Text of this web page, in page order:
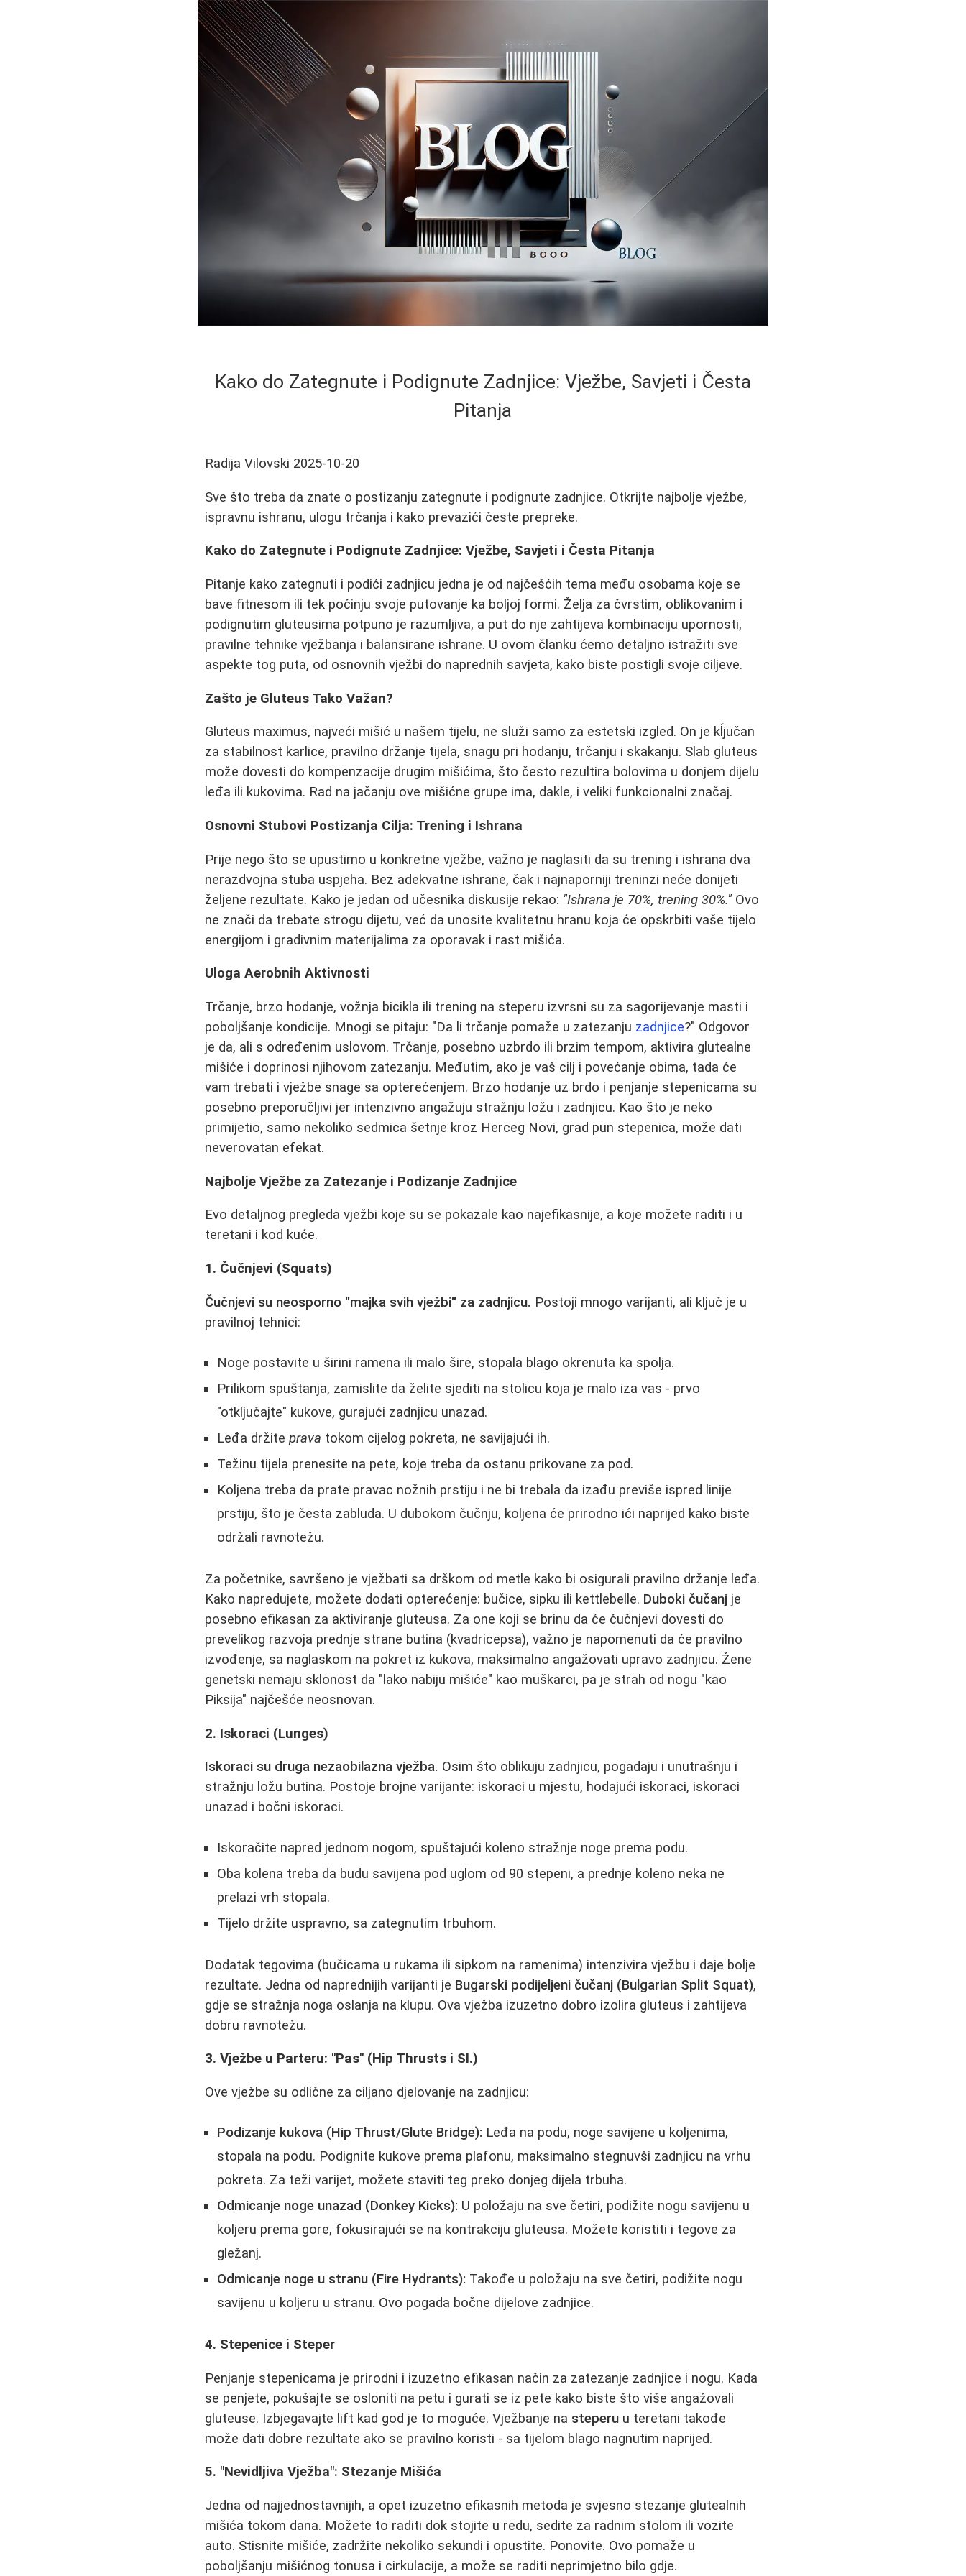
Kako do Zategnute i Podignute Zadnjice: Vježbe, Savjeti i Česta
Pitanja
Radija Vilovski 2025-10-20
Sve što treba da znate o postizanju zategnute i podignute zadnjice. Otkrijte najbolje vježbe,
ispravnu ishranu, ulogu trčanja i kako prevazići česte prepreke.
Kako do Zategnute i Podignute Zadnjice: Vježbe, Savjeti i Česta Pitanja
Pitanje kako zategnuti i podići zadnjicu jedna je od najčešćih tema među osobama koje se
bave fitnesom ili tek počinju svoje putovanje ka boljoj formi. Želja za čvrstim, oblikovanim i
podignutim gluteusima potpuno je razumljiva, a put do nje zahtijeva kombinaciju upornosti,
pravilne tehnike vježbanja i balansirane ishrane. U ovom članku ćemo detaljno istražiti sve
aspekte tog puta, od osnovnih vježbi do naprednih savjeta, kako biste postigli svoje ciljeve.
Zašto je Gluteus Tako Važan?
Gluteus maximus, najveći mišić u našem tijelu, ne služi samo za estetski izgled. On je kĺjučan
za stabilnost karlice, pravilno držanje tijela, snagu pri hodanju, trčanju i skakanju. Slab gluteus
može dovesti do kompenzacije drugim mišićima, što često rezultira bolovima u donjem dijelu
leđa ili kukovima. Rad na jačanju ove mišićne grupe ima, dakle, i veliki funkcionalni značaj.
Osnovni Stubovi Postizanja Cilja: Trening i Ishrana
Prije nego što se upustimo u konkretne vježbe, važno je naglasiti da su trening i ishrana dva
nerazdvojna stuba uspjeha. Bez adekvatne ishrane, čak i najnaporniji treninzi neće donijeti
željene rezultate. Kako je jedan od učesnika diskusije rekao: "Ishrana je 70%, trening 30%." Ovo
ne znači da trebate strogu dijetu, već da unosite kvalitetnu hranu koja će opskrbiti vaše tijelo
energijom i gradivnim materijalima za oporavak i rast mišića.
Uloga Aerobnih Aktivnosti
Trčanje, brzo hodanje, vožnja bicikla ili trening na steperu izvrsni su za sagorijevanje masti i
poboljšanje kondicije. Mnogi se pitaju: "Da li trčanje pomaže u zatezanju zadnjice?" Odgovor
je da, ali s određenim uslovom. Trčanje, posebno uzbrdo ili brzim tempom, aktivira glutealne
mišiće i doprinosi njihovom zatezanju. Međutim, ako je vaš cilj i povećanje obima, tada će
vam trebati i vježbe snage sa opterećenjem. Brzo hodanje uz brdo i penjanje stepenicama su
posebno preporučljivi jer intenzivno angažuju stražnju ložu i zadnjicu. Kao što je neko
primijetio, samo nekoliko sedmica šetnje kroz Herceg Novi, grad pun stepenica, može dati
neverovatan efekat.
Najbolje Vježbe za Zatezanje i Podizanje Zadnjice
Evo detaljnog pregleda vježbi koje su se pokazale kao najefikasnije, a koje možete raditi i u
teretani i kod kuće.
1. Čučnjevi (Squats)
Čučnjevi su neosporno "majka svih vježbi" za zadnjicu. Postoji mnogo varijanti, ali ključ je u
pravilnoj tehnici:
Noge postavite u širini ramena ili malo šire, stopala blago okrenuta ka spolja.
Prilikom spuštanja, zamislite da želite sjediti na stolicu koja je malo iza vas - prvo
"otključajte" kukove, gurajući zadnjicu unazad.
Leđa držiteprava tokom cijelog pokreta, ne savijajući ih.
Težinu tijela prenesite na pete, koje treba da ostanu prikovane za pod.
Koljena treba da prate pravac nožnih prstiju i ne bi trebala da izađu previše ispred linije
prstiju, što je česta zabluda. U dubokom čučnju, koljena će prirodno ići naprijed kako biste
održali ravnotežu.
Za početnike, savršeno je vježbati sa drškom od metle kako bi osigurali pravilno držanje leđa.
Kako napredujete, možete dodati opterećenje: bučice, sipku ili kettlebelle. Duboki čučanj je
posebno efikasan za aktiviranje gluteusa. Za one koji se brinu da će čučnjevi dovesti do
prevelikog razvoja prednje strane butina (kvadricepsa), važno je napomenuti da će pravilno
izvođenje, sa naglaskom na pokret iz kukova, maksimalno angažovati upravo zadnjicu. Žene
genetski nemaju sklonost da "lako nabiju mišiće" kao muškarci, pa je strah od nogu "kao
Piksija" najčešće neosnovan.
2. Iskoraci (Lunges)
Iskoraci su druga nezaobilazna vježba. Osim što oblikuju zadnjicu, pogadaju i unutrašnju i
stražnju ložu butina. Postoje brojne varijante: iskoraci u mjestu, hodajući iskoraci, iskoraci
unazad i bočni iskoraci.
Iskoračite napred jednom nogom, spuštajući koleno stražnje noge prema podu.
Oba kolena treba da budu savijena pod uglom od 90 stepeni, a prednje koleno neka ne
prelazi vrh stopala.
Tijelo držite uspravno, sa zategnutim trbuhom.
Dodatak tegovima (bučicama u rukama ili sipkom na ramenima) intenzivira vježbu i daje bolje
rezultate. Jedna od naprednijih varijanti je Bugarski podijeljeni čučanj (Bulgarian Split Squat),
gdje se stražnja noga oslanja na klupu. Ova vježba izuzetno dobro izolira gluteus i zahtijeva
dobru ravnotežu.
3. Vježbe u Parteru: "Pas" (Hip Thrusts i Sl.)
Ove vježbe su odlične za ciljano djelovanje na zadnjicu:
Podizanje kukova (Hip Thrust/Glute Bridge): Leđa na podu, noge savijene u koljenima,
stopala na podu. Podignite kukove prema plafonu, maksimalno stegnuvši zadnjicu na vrhu
pokreta. Za teži varijet, možete staviti teg preko donjeg dijela trbuha.
Odmicanje noge unazad (Donkey Kicks): U položaju na sve četiri, podižite nogu savijenu u
koljeru prema gore, fokusirajući se na kontrakciju gluteusa. Možete koristiti i tegove za
gležanj.
Odmicanje noge u stranu (Fire Hydrants): Takođe u položaju na sve četiri, podižite nogu
savijenu u koljeru u stranu. Ovo pogada bočne dijelove zadnjice.
4. Stepenice i Steper
Penjanje stepenicama je prirodni i izuzetno efikasan način za zatezanje zadnjice i nogu. Kada
se penjete, pokušajte se osloniti na petu i gurati se iz pete kako biste što više angažovali
gluteuse. Izbjegavajte lift kad god je to moguće. Vježbanje na steperu u teretani takođe
može dati dobre rezultate ako se pravilno koristi - sa tijelom blago nagnutim naprijed.
5. "Nevidljiva Vježba": Stezanje Mišića
Jedna od najjednostavnijih, a opet izuzetno efikasnih metoda je svjesno stezanje glutealnih
mišića tokom dana. Možete to raditi dok stojite u redu, sedite za radnim stolom ili vozite
auto. Stisnite mišiće, zadržite nekoliko sekundi i opustite. Ponovite. Ovo pomaže u
poboljšanju mišićnog tonusa i cirkulacije, a može se raditi neprimjetno bilo gdje.